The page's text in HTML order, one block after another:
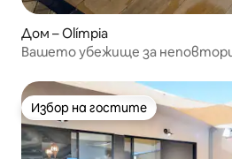
Дом – Olímpia
Вашето убежище за
Избор на гостите
Избор на гостите